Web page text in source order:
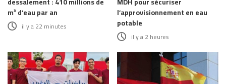
m³ d’eau par an
il y a 22 minutes
l’approvisionnement en eau
potable
il y a 2 heures